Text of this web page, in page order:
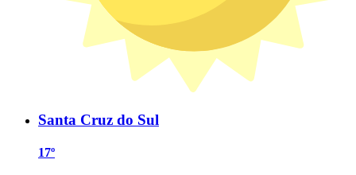
Santa Cruz do Sul
17º